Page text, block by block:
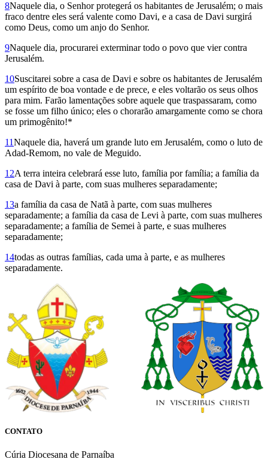
8Naquele dia, o Senhor protegerá os habitantes de Jerusalém; o mais
fraco dentre eles será valente como Davi, e a casa de Davi surgirá
como Deus, como um anjo do Senhor.
9Naquele dia, procurarei exterminar todo o povo que vier contra
Jerusalém.
10Suscitarei sobre a casa de Davi e sobre os habitantes de Jerusalém
um espírito de boa vontade e de prece, e eles voltarão os seus olhos
para mim. Farão lamentações sobre aquele que traspassaram, como
se fosse um filho único; eles o chorarão amar­gamente como se chora
um primogênito!*
11Naquele dia, haverá um grande luto em Jerusalém, como o luto de
Adad-Remom, no vale de Meguido.
12A terra inteira celebrará esse luto, família por família; a família da
casa de Davi à parte, com suas mulheres separadamente;
13a família da casa de Natã à parte, com suas mulheres
separadamente; a família da casa de Levi à parte, com suas mulheres
separadamente; a família de Semei à parte, e suas mu­lheres
separadamente;
14todas as outras famílias, cada uma à parte, e as mulheres
separadamente.
CONTATO
Cúria Diocesana de Parnaíba